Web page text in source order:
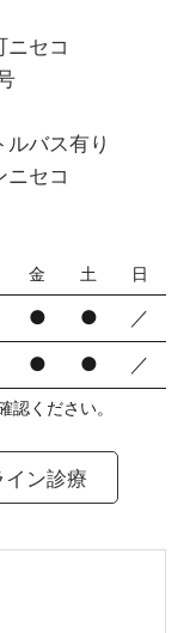
ニセコ
バス有り
ニセコ
認ください。
金 土 日
● ● ／
● ● ／
イン診療